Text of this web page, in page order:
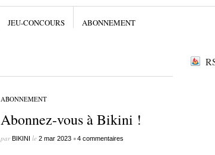
JEU-CONCOURS ABONNEMENT
ABONNEMENT
Abonnez-vous à Bikini !
parBIKINI le 2 mar 2023 •4 commentaires